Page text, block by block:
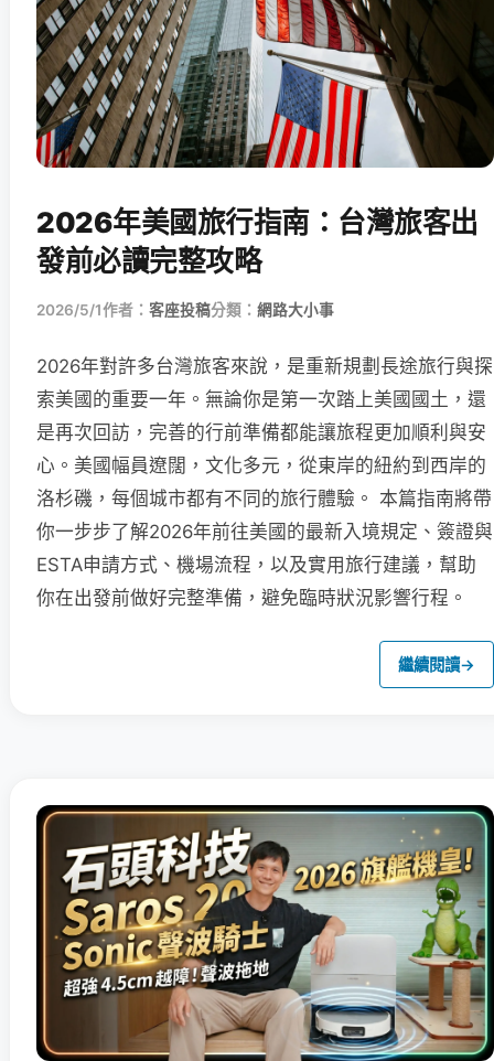
2026年美國旅行指南：台灣旅客出
發前必讀完整攻略
2026/5/1作者： 客座投稿分類： 網路大小事
2026年對許多台灣旅客來說，是重新規劃長途旅行與探
索美國的重要一年。無論你是第一次踏上美國國土，還
是再次回訪，完善的行前準備都能讓旅程更加順利與安
心。美國幅員遼闊，文化多元，從東岸的紐約到西岸的
洛杉磯，每個城市都有不同的旅行體驗。 本篇指南將帶
你一步步了解2026年前往美國的最新入境規定、簽證與
ESTA申請方式、機場流程，以及實用旅行建議，幫助
你在出發前做好完整準備，避免臨時狀況影響行程。
繼續閱讀→